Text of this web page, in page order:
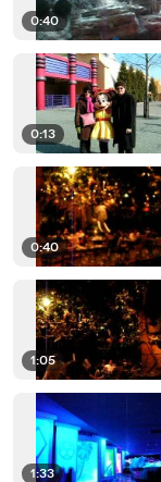
0:40
0:13
0:40
1:05
1:33